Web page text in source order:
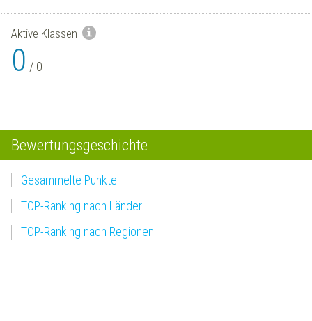
Aktive Klassen
0 / 0
Bewertungsgeschichte
Gesammelte Punkte
TOP-Ranking nach Länder
TOP-Ranking nach Regionen